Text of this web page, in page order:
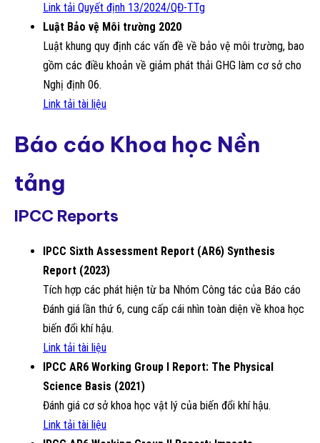
Link tải Quyết định 13/2024/QĐ-TTg
Luật Bảo vệ Môi trường 2020
Luật khung quy định các vấn đề về bảo vệ môi trường, bao
gồm các điều khoản về giảm phát thải GHG làm cơ sở cho
Nghị định 06.
Link tải tài liệu
Báo cáo Khoa học Nền
tảng
IPCC Reports
IPCC Sixth Assessment Report (AR6) Synthesis
Report (2023)
Tích hợp các phát hiện từ ba Nhóm Công tác của Báo cáo
Đánh giá lần thứ 6, cung cấp cái nhìn toàn diện về khoa học
biến đổi khí hậu.
Link tải tài liệu
IPCC AR6 Working Group I Report: The Physical
Science Basis (2021)
Đánh giá cơ sở khoa học vật lý của biến đổi khí hậu.
Link tải tài liệu